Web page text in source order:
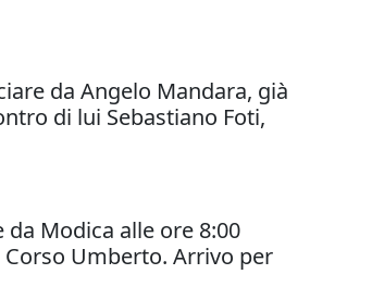
da Angelo Mandara, già
di lui Sebastiano Foti,
Modica alle ore 8:00
Umberto. Arrivo per